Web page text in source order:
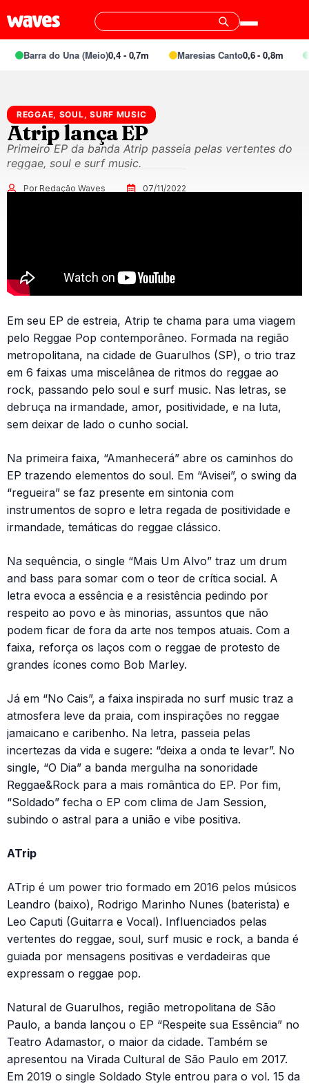
Barra do Una (Meio)0,4 - 0,7m Maresias Canto0,6 - 0,8m
REGGAE, SOUL, SURF MUSIC
Atrip lança EP
Primeiro EP da banda Atrip passeia pelas vertentes do
reggae, soul e surf music.
Por Redação Waves 07/11/2022
Em seu EP de estreia, Atrip te chama para uma viagem
pelo Reggae Pop contemporâneo. Formada na região
metropolitana, na cidade de Guarulhos (SP), o trio traz
em 6 faixas uma miscelânea de ritmos do reggae ao
rock, passando pelo soul e surf music. Nas letras, se
debruça na irmandade, amor, positividade, e na luta,
sem deixar de lado o cunho social.
Na primeira faixa, “Amanhecerá” abre os caminhos do
EP trazendo elementos do soul. Em “Avisei”, o swing da
“regueira” se faz presente em sintonia com
instrumentos de sopro e letra regada de positividade e
irmandade, temáticas do reggae clássico.
Na sequência, o single “Mais Um Alvo” traz um drum
and bass para somar com o teor de crítica social. A
letra evoca a essência e a resistência pedindo por
respeito ao povo e às minorias, assuntos que não
podem ficar de fora da arte nos tempos atuais. Com a
faixa, reforça os laços com o reggae de protesto de
grandes ícones como Bob Marley.
Já em “No Cais”, a faixa inspirada no surf music traz a
atmosfera leve da praia, com inspirações no reggae
jamaicano e caribenho. Na letra, passeia pelas
incertezas da vida e sugere: “deixa a onda te levar”. No
single, “O Dia” a banda mergulha na sonoridade
Reggae&Rock para a mais romântica do EP. Por fim,
“Soldado” fecha o EP com clima de Jam Session,
subindo o astral para a união e vibe positiva.
ATrip
ATrip é um power trio formado em 2016 pelos músicos
Leandro (baixo), Rodrigo Marinho Nunes (baterista) e
Leo Caputi (Guitarra e Vocal). Influenciados pelas
vertentes do reggae, soul, surf music e rock, a banda é
guiada por mensagens positivas e verdadeiras que
expressam o reggae pop.
Natural de Guarulhos, região metropolitana de São
Paulo, a banda lançou o EP “Respeite sua Essência” no
Teatro Adamastor, o maior da cidade. Também se
apresentou na Virada Cultural de São Paulo em 2017.
Em 2019 o single Soldado Style entrou para o vol. 15 da